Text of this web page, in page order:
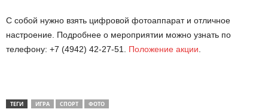
С собой нужно взять цифровой фотоаппарат и отличное
настроение. Подробнее о мероприятии можно узнать по
телефону: +7 (4942) 42-27-51. Положение акции.
ТЕГИ ИГРА СПОРТ ФОТО